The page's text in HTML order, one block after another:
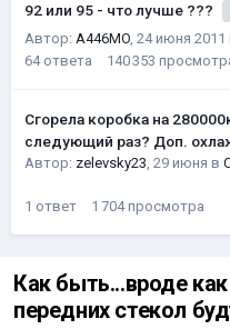
92 или 95 - что лучше ???
Автор: A446MO, 24 июня 2011
64 ответа 140 353
Сгорела коробка на
следующий раз? Доп.
Автор: zelevsky23, 29 июня в
1 ответ 1 704 просмотра
Как быть...вроде
передних стекол